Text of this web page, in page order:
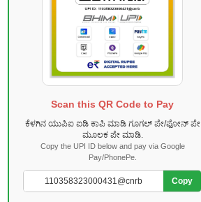
Scan this QR Code to Pay
ಕೆಳಗಿನ ಯುಪಿಐ ಐಡಿ ಕಾಪಿ ಮಾಡಿ ಗೂಗಲ್ ಪೇ/ಫೋನ್ ಪೇ
ಮೂಲಕ ಪೇ ಮಾಡಿ.
Copy the UPI ID below and pay via Google
Pay/PhonePe.
Copy